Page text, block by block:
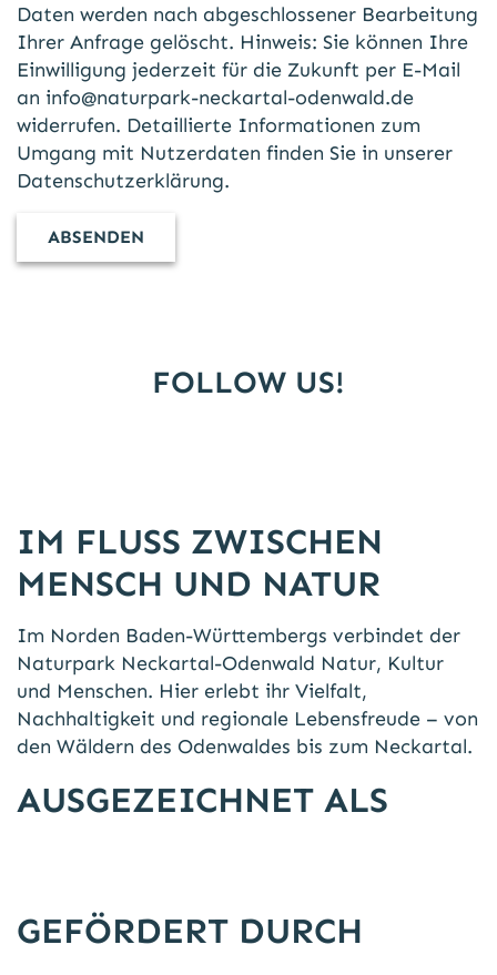
Daten werden nach abgeschlossener Bearbeitung
Ihrer Anfrage gelöscht. Hinweis: Sie können Ihre
Einwilligung jederzeit für die Zukunft per E-Mail
an info@naturpark-neckartal-odenwald.de
widerrufen. Detaillierte Informationen zum
Umgang mit Nutzerdaten finden Sie in unserer
Datenschutzerklärung.
FOLLOW US!
IM FLUSS ZWISCHEN
MENSCH UND NATUR
Im Norden Baden-Württembergs verbindet der
Naturpark Neckartal-Odenwald Natur, Kultur
und Menschen. Hier erlebt ihr Vielfalt,
Nachhaltigkeit und regionale Lebensfreude – von
den Wäldern des Odenwaldes bis zum Neckartal.
AUSGEZEICHNET ALS
GEFÖRDERT DURCH